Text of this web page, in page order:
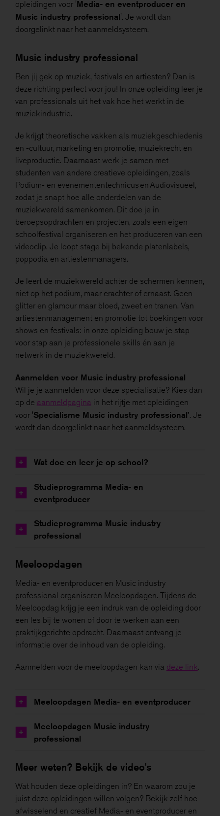
opleidingen voor 'Media- en eventproducer en
Music industry professional'. Je wordt dan
doorgelinkt naar het aanmeldsysteem.
Music industry professional
Ben jij gek op muziek, festivals en artiesten? Dan is
deze richting perfect voor jou! In onze opleiding leer je
van professionals uit het vak hoe het werkt in de
muziekindustrie.
Je krijgt theoretische vakken als muziekgeschiedenis
en -cultuur, marketing en promotie, muziekrecht en
liveproductie. Daarnaast werk je samen met
studenten van andere creatieve opleidingen, zoals
Podium- en evenemententechnicus en Audiovisueel,
zodat je snapt hoe alle onderdelen van de
muziekwereld samenkomen. Dit doe je in
beroepsopdrachten en projecten, zoals een eigen
schoolfestival organiseren en het produceren van een
videoclip. Je loopt stage bij bekende platenlabels,
poppodia en artiestenmanagers.
Je leert de muziekwereld achter de schermen kennen,
niet op het podium, maar erachter of ernaast. Geen
glitter en glamour maar bloed, zweet en tranen. Van
artiestenmanagement en promotie tot boekingen voor
shows en festivals: in onze opleiding bouw je stap
voor stap aan je professionele skills én aan je
netwerk in de muziekwereld.
Aanmelden voor Music industry professional
Wil je je aanmelden voor deze specialisatie? Kies dan
op de aanmeldpagina in het rijtje met opleidingen
voor 'Specialisme Music industry professional’. Je
wordt dan doorgelinkt naar het aanmeldsysteem.
+ Wat doe en leer je op school?
+
Studieprogramma Media- en
eventproducer
+
Studieprogramma Music industry
professional
Meeloopdagen
Media- en eventproducer en Music industry
professional organiseren Meeloopdagen. Tijdens de
Meeloopdag krijg je een indruk van de opleiding door
een les bij te wonen of door te werken aan een
praktijkgerichte opdracht. Daarnaast ontvang je
informatie over de inhoud van de opleiding.
Aanmelden voor de meeloopdagen kan via deze link.
+ Meeloopdagen Media- en eventproducer
+
Meeloopdagen Music industry
professional
Meer weten? Bekijk de video's
Wat houden deze opleidingen in? En waarom zou je
juist deze opleidingen willen volgen? Bekijk zelf hoe
afwisselend en creatief Media- en eventproducer en